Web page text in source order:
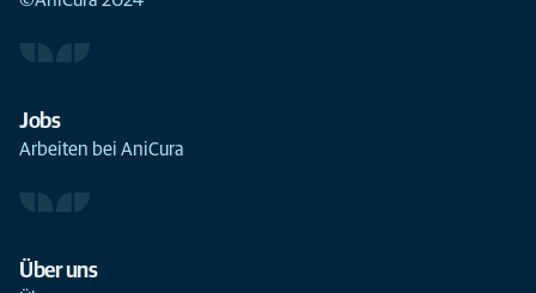
Jobs
Arbeiten bei AniCura
Über uns